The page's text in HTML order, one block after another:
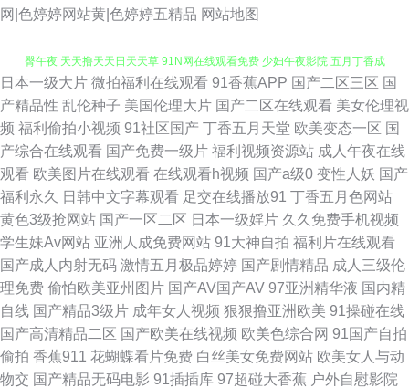
网|色婷婷网站黄|色婷婷五精品 网站地图
人人操丁香 色搜成人搜索 97超碰免费人人性 香蕉天堂在线视频网 91蝌蚪蜜
臀午夜 天天撸天天日天天草 91N网在线观看免费 少妇午夜影院 五月丁香成
人网 三级免费 黄色片青青草 日韩大胆视频 狼友基地91 人人色88av 黑丝无
码Av 人人人人人妻人人人人人爽 午夜无码影院 人人膜人人射 av成人导航 人
妖另类系列 欧美干b网 人人妻人人草 日本变态视频 人人爱人人摸人人操 东
京热成人导航 青青草逼逼逼无码操操操 极品91视频 黄色A级 影视 2026天天
日天天爱 午夜免费在线 91视频色色 007影视网站 最新快播播放器 超碰在线
日本一级大片 微拍福利在线观看 91香蕉APP 国产二区三区 国
产精品性 乱伦种子 美国伦理大片 国产二区在线观看 美女伦理视
频 福利偷拍小视频 91社区国产 丁香五月天堂 欧美变态一区 国
产综合在线观看 国产免费一级片 福利视频资源站 成人午夜在线
观看 欧美图片在线观看 在线观看h视频 国产a级0 变性人妖 国产
福利永久
日韩中文字幕观看 足交在线播放91 丁香五月色网站
黄色3级抢网站 国产一区二区 日本一级婬片 久久免费手机视频
学生妹Av网站 亚洲人成免费网站 91大神自拍 福利片在线观看
国产成人内射无码 激情五月极品婷婷 国产剧情精品 成人三级伦
理免费 偷怕欧美亚州图片 国产AV国产AV 97亚洲精华液 国内精
自线 国产精品3级片 成年女人视频 狠狠撸亚洲欧美 91操碰在线
国产高清精品二区 国产欧美在线视频 欧美色综合网 91国产自拍
偷拍 香蕉911 花蝴蝶看片免费 白丝美女免费网站 欧美女人与动
物交 国产精品无码电影 91插插库 97超碰大香蕉 户外自慰影院